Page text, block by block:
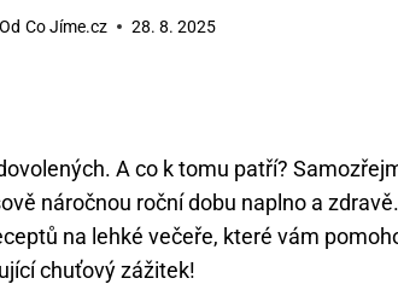
Od Co Jíme.cz 28. 8. 2025
A co k tomu patří?
náročnou roční dobu naplno a
na lehké večeře, které vám
chuťový zážitek!